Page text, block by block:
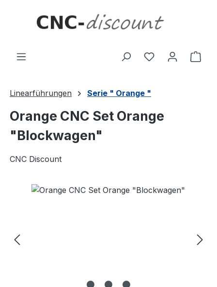
Linearführungen Serie " Orange "
Orange CNC Set Orange
"Blockwagen"
CNC Discount
Bildergalerie überspringen